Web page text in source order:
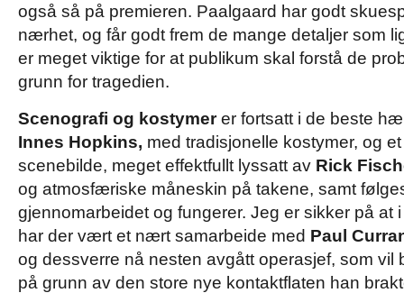
også så på premieren. Paalgaard har godt
nærhet, og får godt frem de mange detaljer som
er meget viktige for at publikum skal forstå de
grunn for tragedien.
Scenografi og kostymerer fortsatt i de beste
Innes Hopkins, med tradisjonelle kostymer, og
scenebilde, meget effektfullt lyssatt av Rick
og atmosfæriske måneskin på takene, samt
gjennomarbeidet og fungerer. Jeg er sikker på at
har der vært et nært samarbeide med Paul
og dessverre nå nesten avgått operasjef, som vil
på grunn av den store nye kontaktflaten han